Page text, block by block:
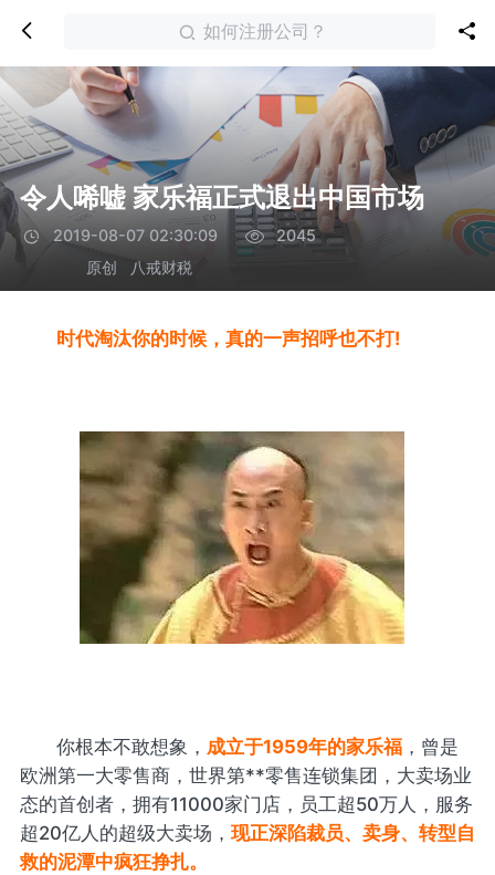
如何注册公司？
令人唏嘘 家乐福正式退出中国市场
2019-08-07 02:30:09
2045
原创
八戒财税
时代淘汰你的时候，真的一声招呼也不打!
你根本不敢想象， 成立于1959年的家乐福 ，曾是
欧洲第一大零售商，世界第**零售连锁集团，大卖场业
态的首创者，拥有11000家门店，员工超50万人，服务
超20亿人的超级大卖场， 现正深陷裁员、卖身、转型自
救的泥潭中疯狂挣扎。